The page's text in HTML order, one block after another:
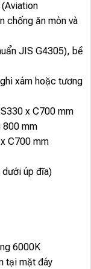
(Aviation
chống ăn mòn và
JIS G4305), bề
xám hoặc tương
x C700 mm
800 mm
C700 mm
úp đĩa)
6000K
tại mặt đáy